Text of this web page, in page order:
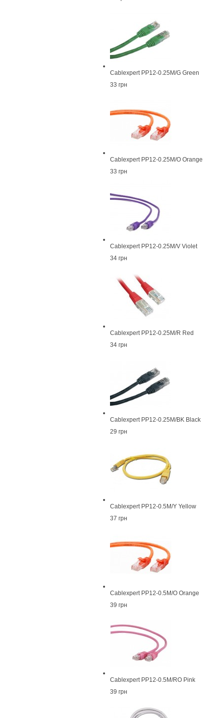
Cablexpert PP12-0.25M/G Green
33 грн
Cablexpert PP12-0.25M/O Orange
33 грн
Cablexpert PP12-0.25M/V Violet
34 грн
Cablexpert PP12-0.25M/R Red
34 грн
Cablexpert PP12-0.25M/BK Black
29 грн
Cablexpert PP12-0.5M/Y Yellow
37 грн
Cablexpert PP12-0.5M/O Orange
39 грн
Cablexpert PP12-0.5M/RO Pink
39 грн